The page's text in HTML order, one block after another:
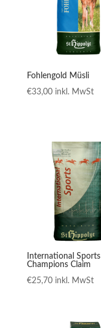
Fohlengold Müsli
€33,00 inkl. MwSt
International Sports
Champions Claim
€25,70 inkl. MwSt